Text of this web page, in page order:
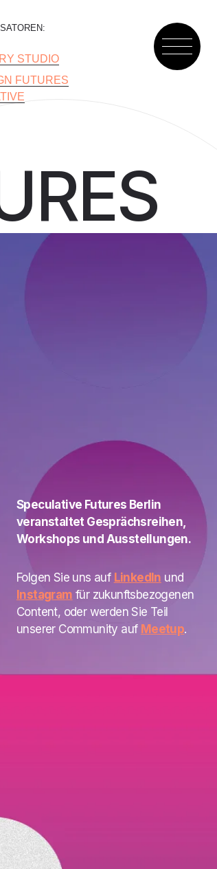
Speculative Futures Berlin
veranstaltet Gesprächsreihen,
Workshops und Ausstellungen.
Folgen Sie uns auf LinkedIn und
Instagram für zukunftsbezogenen
Content, oder werden Sie Teil
unserer Community auf Meetup.